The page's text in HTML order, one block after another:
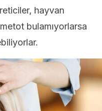
hayvan
bulamıyorlarsa